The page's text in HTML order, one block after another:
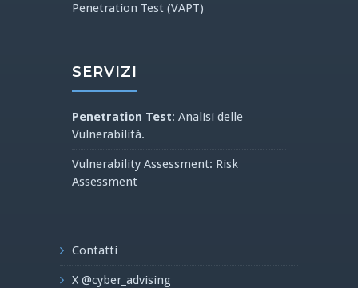
Penetration Test (VAPT)
SERVIZI
Penetration Test: Analisi delle
Vulnerabilità.
Vulnerability Assessment: Risk
Assessment
Contatti
X @cyber_advising